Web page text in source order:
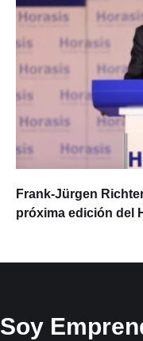
Frank-Jürgen
próxima edición del
Soy